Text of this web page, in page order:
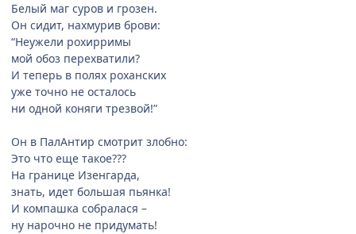
Белый маг суров и грозен.
Он сидит, нахмурив брови:
“Неужели рохирримы
мой обоз перехватили?
И теперь в полях роханских
уже точно не осталось
ни одной коняги трезвой!”
Он в ПалАнтир смотрит злобно:
Это что еще такое???
На границе Изенгарда,
знать, идет большая пьянка!
И компашка собралася –
ну нарочно не придумать!